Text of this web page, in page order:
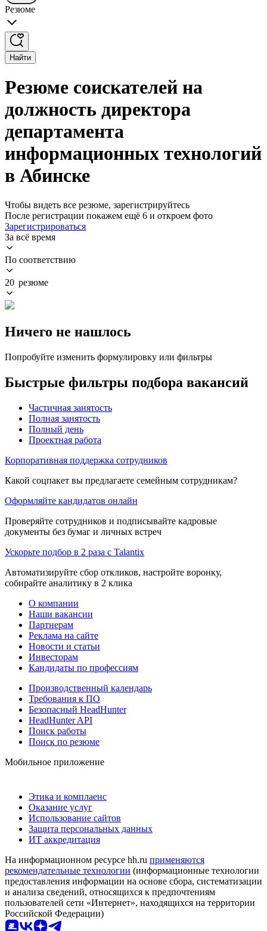
Резюме
Найти
Резюме соискателей на
должность директора
департамента
информационных технологий
в Абинске
Чтобы видеть все резюме, зарегистрируйтесь
После регистрации покажем ещё 6 и откроем фото
Зарегистрироваться
За всё время
По соответствию
20 резюме
Ничего не нашлось
Попробуйте изменить формулировку или фильтры
Быстрые фильтры подбора вакансий
Частичная занятость
Полная занятость
Полный день
Проектная работа
Корпоративная поддержка сотрудников
Какой соцпакет вы предлагаете семейным сотрудникам?
Оформляйте кандидатов онлайн
Проверяйте сотрудников и подписывайте кадровые
документы без бумаг и личных встреч
Ускорьте подбор в 2 раза с Talantix
Автоматизируйте сбор откликов, настройте воронку,
собирайте аналитику в 2 клика
О компании
Наши вакансии
Партнерам
Реклама на сайте
Новости и статьи
Инвесторам
Кандидаты по профессиям
Производственный календарь
Требования к ПО
Безопасный HeadHunter
HeadHunter API
Поиск работы
Поиск по резюме
Мобильное приложение
Этика и комплаенс
Оказание услуг
Использование сайтов
Защита персональных данных
ИТ аккредитация
На информационном ресурсе hh.ru применяются
рекомендательные технологии (информационные технологии
предоставления информации на основе сбора, систематизации
и анализа сведений, относящихся к предпочтениям
пользователей сети «Интернет», находящихся на территории
Российской Федерации)